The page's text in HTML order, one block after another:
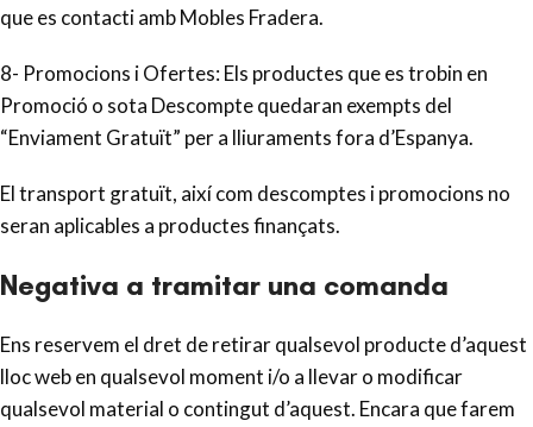
que es contacti amb Mobles Fradera.
8- Promocions i Ofertes: Els productes que es trobin en
Promoció o sota Descompte quedaran exempts del
“Enviament Gratuït” per a lliuraments fora d’Espanya.
El transport gratuït, així com descomptes i promocions no
seran aplicables a productes finançats.
Negativa a tramitar una comanda
Ens reservem el dret de retirar qualsevol producte d’aquest
lloc web en qualsevol moment i/o a llevar o modificar
qualsevol material o contingut d’aquest. Encara que farem